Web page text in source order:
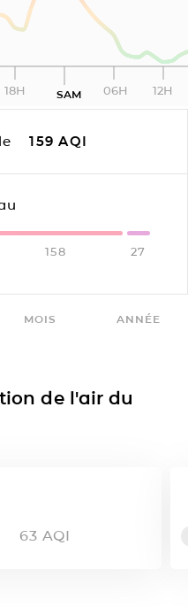
18H SAM 06H 12H
159 AQI
158 27
MOIS ANNÉE
de l'air du
63 AQI